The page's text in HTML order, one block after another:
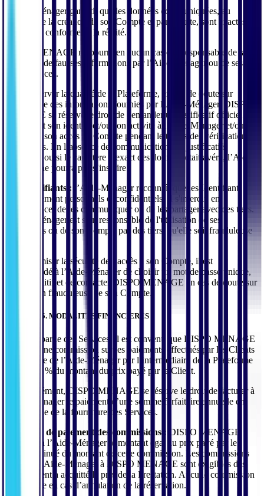
L’Aide-Ménager garantit que les données communiquées, au
moment de la création de son Compte et par la suite, sont exactes,
sincères et conformes à la réalité.
DISPO MENAGE ne pourra en aucun cas être responsable de la
fourniture de fausses informations par l’Aide-Ménager ou de ses
conséquences.
Pour préserver la qualité de la Plateforme, en cas de doute sur
l’exactitude des informations fournies par l’Aide-Ménager, DISPO
MENAGE se réserve le droit de demander un justificatif officiel
concernant son identité et/ou son activité à l’Aide-Ménager et/ou de
suspendre son accès au Compte pendant le temps des vérifications
nécessaires. En l’absence de communication des justificatifs
demandés ou si le caractère inexact des données était avéré, l’Aide-
Ménager ne pourra pas s’inscrire.
4.2. Identifiants : l’Aide-Ménager reconnaît que les Identifiants
sont strictement personnels et confidentiels. Il s'interdit, en
conséquence, de les communiquer ou de les partager avec des tiers.
L’Aide-Ménager est seul responsable de l'utilisation de ses
Identifiants ou de son Compte par des tiers, qu'elle soit frauduleuse
Pour optimiser la sécurité de l’accès à son Compte, il est
recommandé à l’Aide-Ménager de choisir un mot de passe unique,
et non intuitif et de contacter DISPO MENAGE en cas de doute sur
l’utilisation frauduleuse de son Compte.
ARTICLE 5. MODALITES FINANCIERES
En contrepartie des Services, il est convenu que DISPO MENAGE
percevra une commission sur les paiements effectués par les Clients
au bénéfice de l’Aide-Ménager par l’intermédiaire de la Plateforme
égale à 20 % du montant du prix payé par le Client.
En complément, DISPO MENAGE se réserve le droit de facturer à
l’Aide-Ménager le paiement d’une somme forfaitaire annuelle en
contrepartie de la fourniture des Services.
Modalités de paiement des commissions : DISPO MENAGE
reversera à l’Aide-Ménager le montant égal au prix payé par le
Client diminué du montant de cette commission. Les commissions
dues par l’Aide-Ménager à DISPO MENAGE sont exigibles dès
que le Client a acquitté le prix de la Prestation. Aucune commission
ne sera due en cas d’annulation de la réservation.